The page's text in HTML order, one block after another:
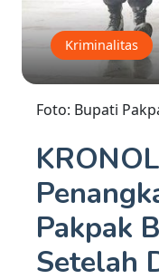
Kriminalitas
Foto: Bupati
Pakpak
Setelah